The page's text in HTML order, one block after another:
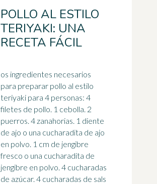
POLLO AL ESTILO
TERIYAKI: UNA
RECETA FÁCIL
os ingredientes necesarios
para preparar pollo al estilo
teriyaki para 4 personas: 4
filetes de pollo. 1 cebolla. 2
puerros. 4 zanahorias. 1 diente
de ajo o una cucharadita de ajo
en polvo. 1 cm de jengibre
fresco o una cucharadita de
jengibre en polvo. 4 cucharadas
de azúcar. 4 cucharadas de sals